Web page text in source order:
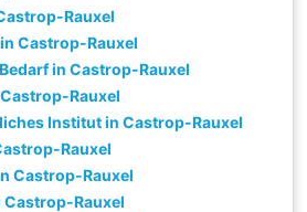
Rauxel
Castrop-Rauxel
in Castrop-Rauxel
Rauxel
Institut in Castrop-Rauxel
Rauxel
Castrop-Rauxel
Rauxel